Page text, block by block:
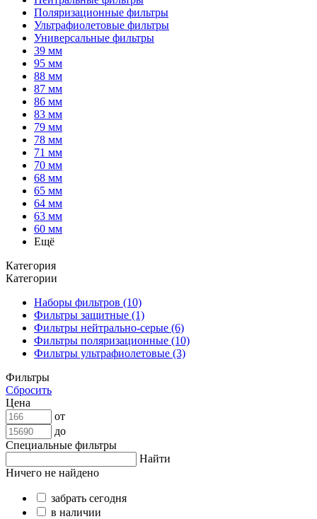
Поляризационные фильтры
Ультрафиолетовые фильтры
Универсальные фильтры
39 мм
95 мм
88 мм
87 мм
86 мм
83 мм
79 мм
78 мм
71 мм
70 мм
68 мм
65 мм
64 мм
63 мм
60 мм
Ещё
Категория
Категории
Наборы фильтров (10)
Фильтры защитные (1)
Фильтры нейтрально-серые (6)
Фильтры поляризационные (10)
Фильтры ультрафиолетовые (3)
Фильтры
Сбросить
Цена
от
до
Специальные фильтры
Найти
Ничего не найдено
забрать сегодня
в наличии